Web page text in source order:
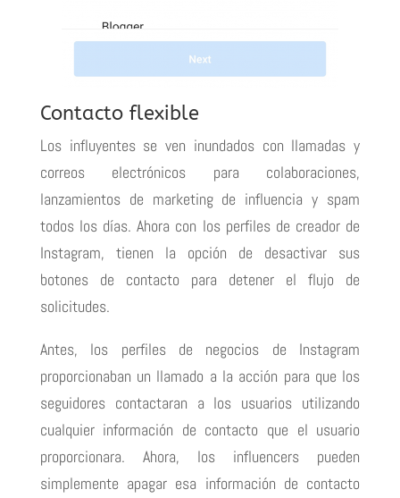
Contacto flexible
Los influyentes se ven inundados con llamadas y
correos electrónicos para colaboraciones,
lanzamientos de marketing de influencia y spam
todos los días. Ahora con los perfiles de creador de
Instagram, tienen la opción de desactivar sus
botones de contacto para detener el flujo de
solicitudes.
Antes, los perfiles de negocios de Instagram
proporcionaban un llamado a la acción para que los
seguidores contactaran a los usuarios utilizando
cualquier información de contacto que el usuario
proporcionara.
Ahora, los influencers pueden
simplemente apagar esa información de contacto